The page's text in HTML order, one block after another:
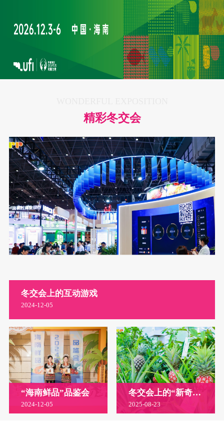
精彩冬交会
冬交会上的互动游戏
2024-12-05
“海南鲜品”品鉴会
2024-12-05
冬交会上的“新奇特优”农产品
2025-08-23